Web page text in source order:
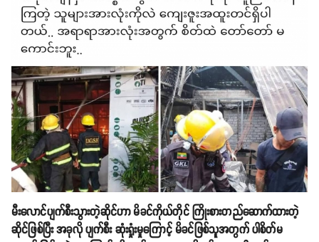
မီးလောင်ပျက်စီးသွားတဲ့ဆိုင်ဟာ မိခင်ကိုယ်တိုင် ကြိုးစားတည်ဆောက်ထားတဲ့
ဆိုင်ဖြစ်ပြီး အခုလို ပျက်စီး ဆုံးရှုံးမှုကြောင့် မိခင်ဖြစ်သူအတွက် ပါစိတ်မ